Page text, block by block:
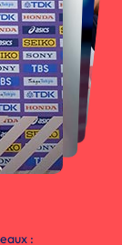
: